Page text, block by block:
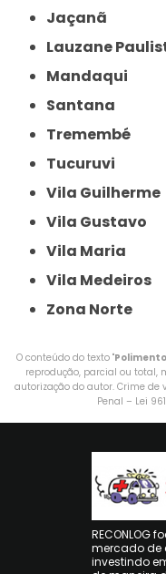
Jaçanã
Lauzane
Mandaqui
Santana
Tremembé
Tucuruvi
Vila Guilherme
Vila Gustavo
Vila Maria
Vila Medeiros
Zona Norte
O conteúdo do texto "
reprodução, parcial ou total,
autorização do autor. Crime de
Penal – Lei
RECONLOG
mercado de
investindo